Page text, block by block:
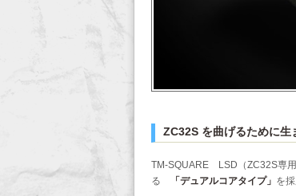
ZC32S を曲げるために
TM-SQUARE LSD（ZC32S専用
る
「デュアルコアタイプ」 を